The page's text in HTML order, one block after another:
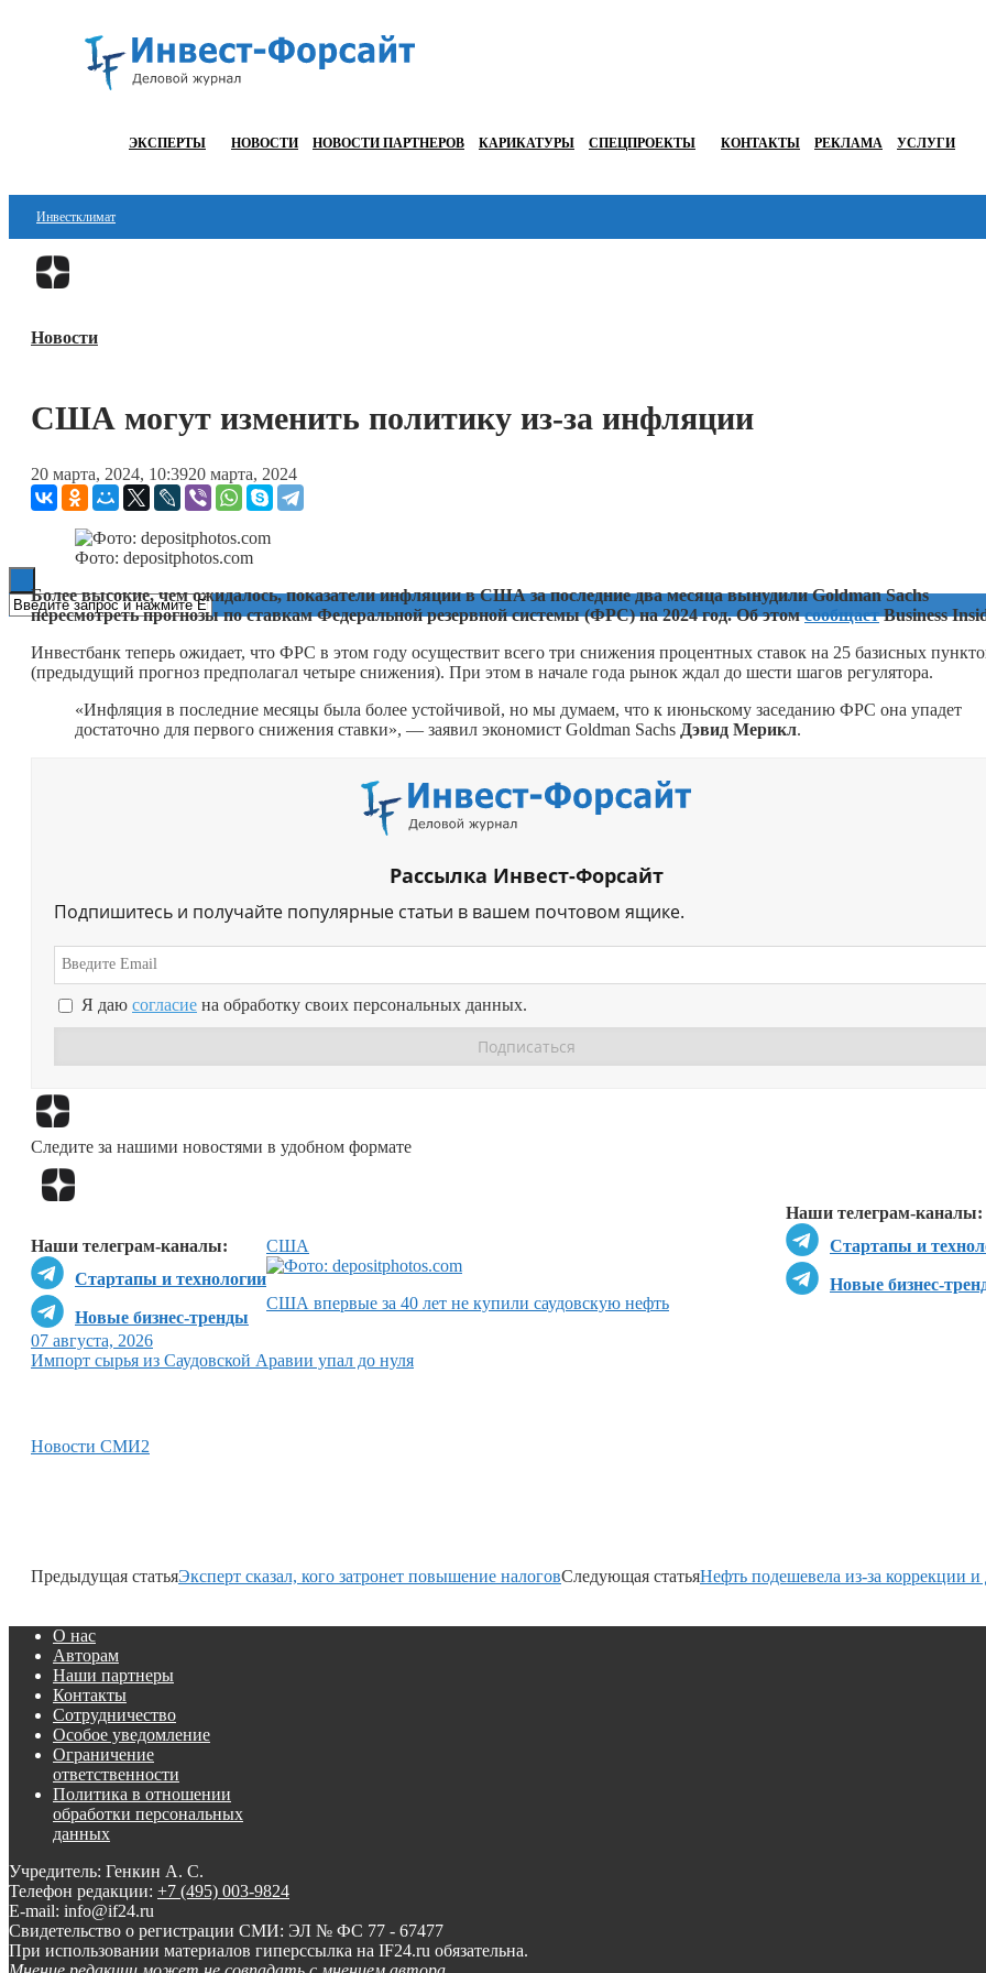
ЭКСПЕРТЫ НОВОСТИ НОВОСТИ ПАРТНЕРОВ КАРИКАТУРЫ СПЕЦПРОЕКТЫ КОНТАКТЫ РЕКЛАМА УСЛУГИ
Инвестклимат
Финансы
Блокчейн
ESG
Новости
США могут изменить политику из-за инфляции
20 марта, 2024, 10:3920 марта, 2024
Фото: depositphotos.com
Более высокие, чем ожидалось, показатели инфляции в США за последние два месяца вынудили Goldman Sachs
пересмотреть прогнозы по ставкам Федеральной резервной системы (ФРС) на 2024 год. Об этомсообщаетBusiness
Инвестбанк теперь ожидает, что ФРС в этом году осуществит всего три снижения процентных ставок на 25 базисных
(предыдущий прогноз предполагал четыре снижения). При этом в начале года рынок ждал до шести шагов регулятора.
«Инфляция в последние месяцы была более устойчивой, но мы думаем, что к июньскому заседанию ФРС она упадет
достаточно для первого снижения ставки», — заявил экономист Goldman Sachs Дэвид Мерикл.
Рассылка Инвест-Форсайт
Подпишитесь и получайте популярные статьи в вашем почтовом ящике.
Я даю согласие на обработку своих персональных данных.
Следите за нашими новостями в удобном формате
Наши телеграм-каналы:
Стартапы и
Новые бизнес-
Наши телеграм-каналы:
Стартапы и технологии
Новые бизнес-тренды
США
США впервые за 40 лет не купили саудовскую нефть
07 августа, 2026
Импорт сырья из Саудовской Аравии упал до нуля
Новости СМИ2
Предыдущая статьяЭксперт сказал, кого затронет повышение налоговСледующая статьяНефть подешевела из-за коррекции и
О нас
Авторам
Наши партнеры
Контакты
Сотрудничество
Особое уведомление
Ограничение
ответственности
Политика в отношении
обработки персональных
данных
Учредитель: Генкин А. С.
Телефон редакции: +7 (495) 003-9824
E-mail: info@if24.ru
Свидетельство о регистрации СМИ: ЭЛ № ФС 77 - 67477
При использовании материалов гиперссылка на IF24.ru обязательна.